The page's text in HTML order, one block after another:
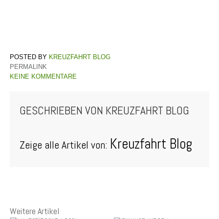
KREUZFAHRT BLOG
PERMALINK
KEINE KOMMENTARE
GESCHRIEBEN VON KREUZFAHRT BLOG
Zeige alle Artikel von: Kreuzfahrt Blog
Weitere Artikel